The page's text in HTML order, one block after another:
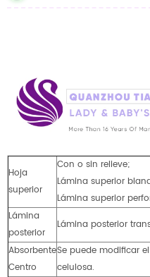
Hoja
superior
Con o sin relieve;
Lámina superior
Lámina superior
Lámina
posterior
Lámina posterior
Absorbente
Centro
Se puede modificar
celulosa.